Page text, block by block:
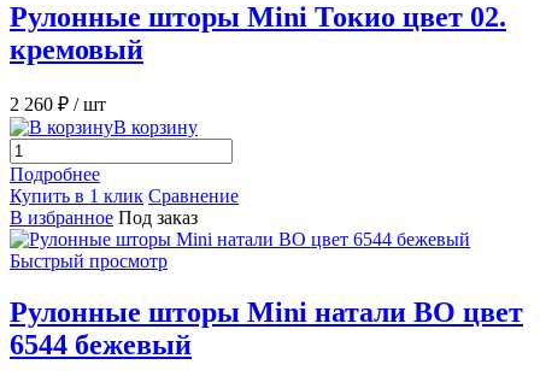
Рулонные шторы Mini Токио цвет 02.
кремовый
2 260 ₽ / шт
В корзину
Подробнее
Купить в 1 клик Сравнение
В избранное Под заказ
Быстрый просмотр
Рулонные шторы Mini натали ВО цвет
6544 бежевый